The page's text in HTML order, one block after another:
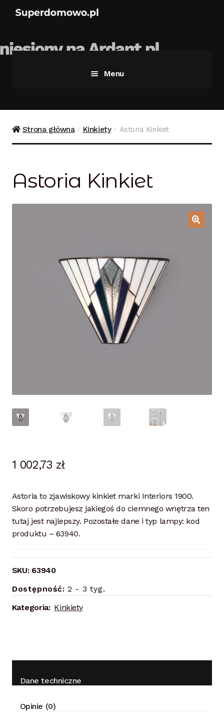
Menu
Bezpieczne zakupy
Kontakt
Koszyk
O firmie i sklepie
Odstąpienie od umowy
Polityka prywatności
Zamówienie
Strona główna Kinkiety Astoria Kinkiet
Astoria Kinkiet
1 002,73 zł
Astoria to zjawiskowy kinkiet marki Interiors 1900.
Skoro potrzebujesz jakiegoś do ciemnego wnętrza ten
tutaj jest najlepszy. Pozostałe dane i typ lampy: kod
produktu – 63940.
SKU: 63940
Dostępność: 2 - 3 tyg.
Kategoria: Kinkiety
Dane techniczne
Opinie (0)